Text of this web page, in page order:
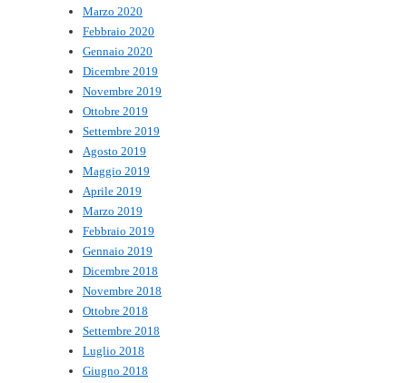
Marzo 2020
Febbraio 2020
Gennaio 2020
Dicembre 2019
Novembre 2019
Ottobre 2019
Settembre 2019
Agosto 2019
Maggio 2019
Aprile 2019
Marzo 2019
Febbraio 2019
Gennaio 2019
Dicembre 2018
Novembre 2018
Ottobre 2018
Settembre 2018
Luglio 2018
Giugno 2018